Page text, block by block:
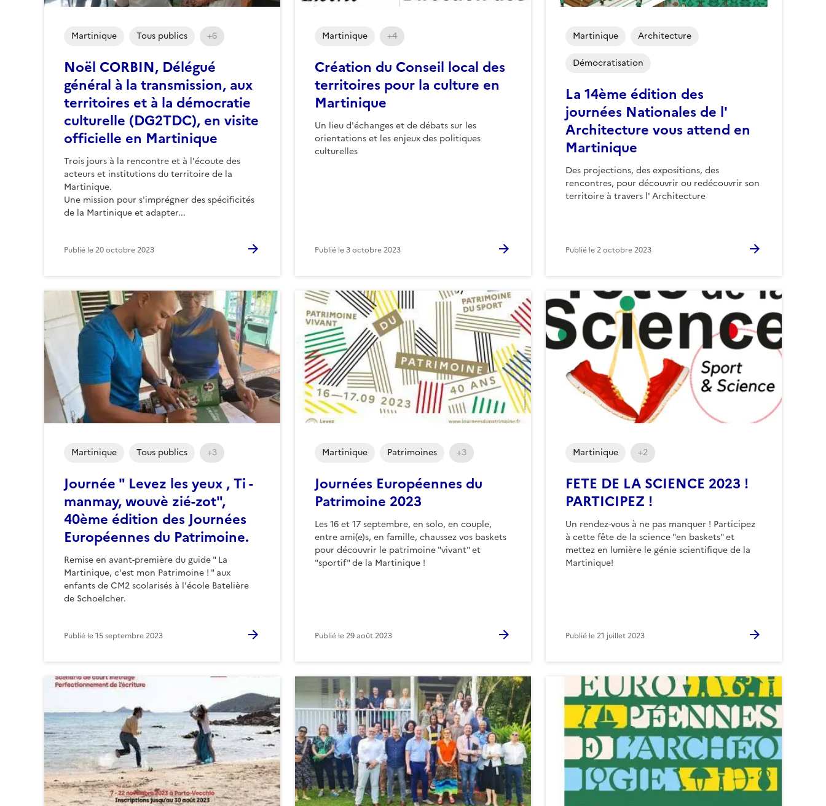
Noël CORBIN, Délégué
général à la transmission, aux
territoires et à la démocratie
culturelle (DG2TDC), en visite
officielle en Martinique
Trois jours à la rencontre et à l'écoute des
acteurs et institutions du territoire de la
Martinique.
Une mission pour s'imprégner des spécificités
de la Martinique et adapter...
Martinique Tous publics +6
Publié le20 octobre 2023
Création du Conseil local des
territoires pour la culture en
Martinique
Un lieu d'échanges et de débats sur les
orientations et les enjeux des politiques
culturelles
Martinique +4
Publié le3 octobre 2023
La 14ème édition des
journées Nationales de l'
Architecture vous attend en
Martinique
Des projections, des expositions, des
rencontres, pour découvrir ou redécouvrir son
territoire à travers l' Architecture
Martinique Architecture
Démocratisation
Publié le2 octobre 2023
Journée " Levez les yeux , Ti -
manmay, wouvè zié-zot",
40ème édition des Journées
Européennes du Patrimoine.
Remise en avant-première du guide " La
Martinique, c'est mon Patrimoine ! " aux
enfants de CM2 scolarisés à l'école Batelière
de Schoelcher.
Martinique Tous publics +3
Publié le15 septembre 2023
Journées Européennes du
Patrimoine 2023
Les 16 et 17 septembre, en solo, en couple,
entre ami(e)s, en famille, chaussez vos baskets
pour découvrir le patrimoine "vivant" et
"sportif" de la Martinique !
Martinique Patrimoines +3
Publié le29 août 2023
FETE DE LA SCIENCE 2023 !
PARTICIPEZ !
Un rendez-vous à ne pas manquer ! Participez
à cette fête de la science "en baskets" et
mettez en lumière le génie scientifique de la
Martinique!
Martinique +2
Publié le21 juillet 2023